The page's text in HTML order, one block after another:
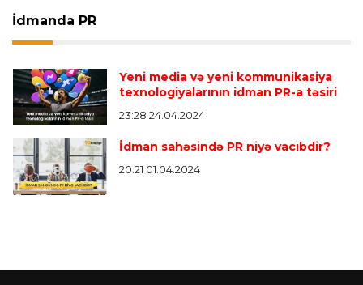
İdmanda PR
Yeni media və yeni kommunikasiya
texnologiyalarının idman PR-a təsiri
23:28 24.04.2024
İdman sahəsində PR niyə vacıbdir?
20:21 01.04.2024